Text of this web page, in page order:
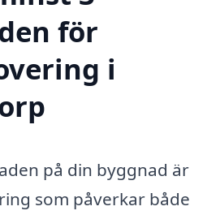
för
i
på din byggnad är
som påverkar både